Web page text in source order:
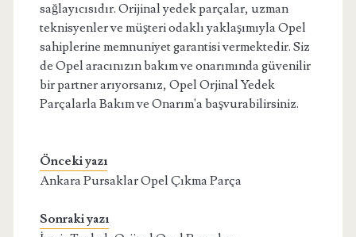
sağlayıcısıdır. Orijinal yedek parçalar, uzman
teknisyenler ve müşteri odaklı yaklaşımıyla Opel
sahiplerine memnuniyet garantisi vermektedir. Siz
de Opel aracınızın bakım ve onarımında güvenilir
bir partner arıyorsanız, Opel Orjinal Yedek
Parçalarla Bakım ve Onarım'a başvurabilirsiniz.
Önceki yazı
Ankara Pursaklar Opel Çıkma Parça
Sonraki yazı